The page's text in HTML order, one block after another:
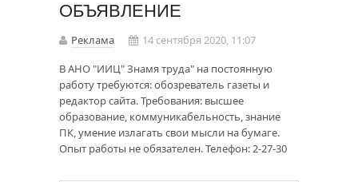
ОБЪЯВЛЕНИЕ
Реклама
14 сентября 2020, 11:07
В АНО "ИИЦ" Знамя труда" на постоянную
работу требуются: обозреватель газеты и
редактор сайта. Требования: высшее
образование, коммуникабельность, знание
ПК, умение излагать свои мысли на бумаге.
Опыт работы не обязателен. Телефон: 2-27-30